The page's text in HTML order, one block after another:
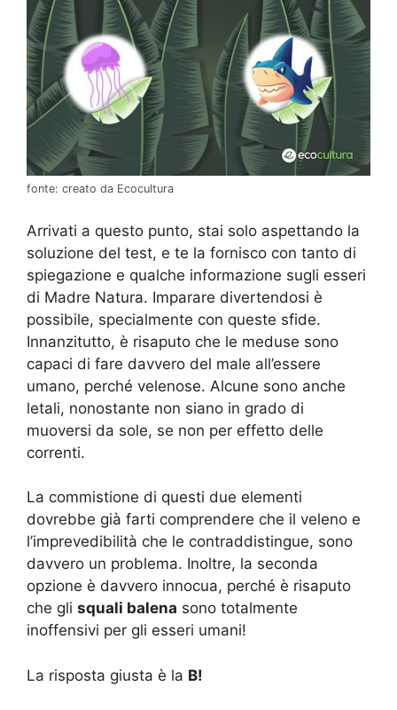
fonte: creato da Ecocultura
Arrivati a questo punto, stai solo aspettando la
soluzione del test, e te la fornisco con tanto di
spiegazione e qualche informazione sugli esseri
di Madre Natura. Imparare divertendosi è
possibile, specialmente con queste sfide.
Innanzitutto, è risaputo che le meduse sono
capaci di fare davvero del male all’essere
umano, perché velenose. Alcune sono anche
letali, nonostante non siano in grado di
muoversi da sole, se non per effetto delle
correnti.
La commistione di questi due elementi
dovrebbe già farti comprendere che il veleno e
l’imprevedibilità che le contraddistingue, sono
davvero un problema. Inoltre, la seconda
opzione è davvero innocua, perché è risaputo
che gli squali balena sono totalmente
inoffensivi per gli esseri umani!
La risposta giusta è la B!